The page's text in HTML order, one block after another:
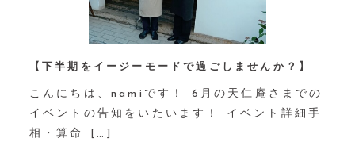
【下半期をイージーモードで過ごしませんか？】⁡
こんにちは、namiです！ 6月の天仁庵さまでの
イベントの告知をいたいます！ イベント詳細手
相・算命 […]